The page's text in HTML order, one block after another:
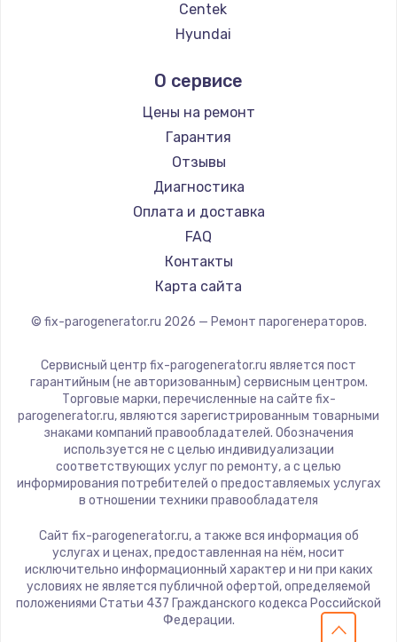
Centek
Hyundai
DELTA
Silter
Chayka
Beko
Vivitek
RED solution
О сервисе
Цены на ремонт
Гарантия
Отзывы
Диагностика
Оплата и доставка
FAQ
Контакты
Карта сайта
© fix-parogenerator.ru 2026 — Ремонт парогенераторов.
Сервисный центр fix-parogenerator.ru является пост
гарантийным (не авторизованным) сервисным центром.
Торговые марки, перечисленные на сайте fix-
parogenerator.ru, являются зарегистрированным товарными
знаками компаний правообладателей. Обозначения
используется не с целью индивидуализации
соответствующих услуг по ремонту, а с целью
информирования потребителей о предоставляемых услугах
в отношении техники правообладателя
Сайт fix-parogenerator.ru, а также вся информация об
услугах и ценах, предоставленная на нём, носит
исключительно информационный характер и ни при каких
условиях не является публичной офертой, определяемой
положениями Статьи 437 Гражданского кодекса Российской
Федерации.